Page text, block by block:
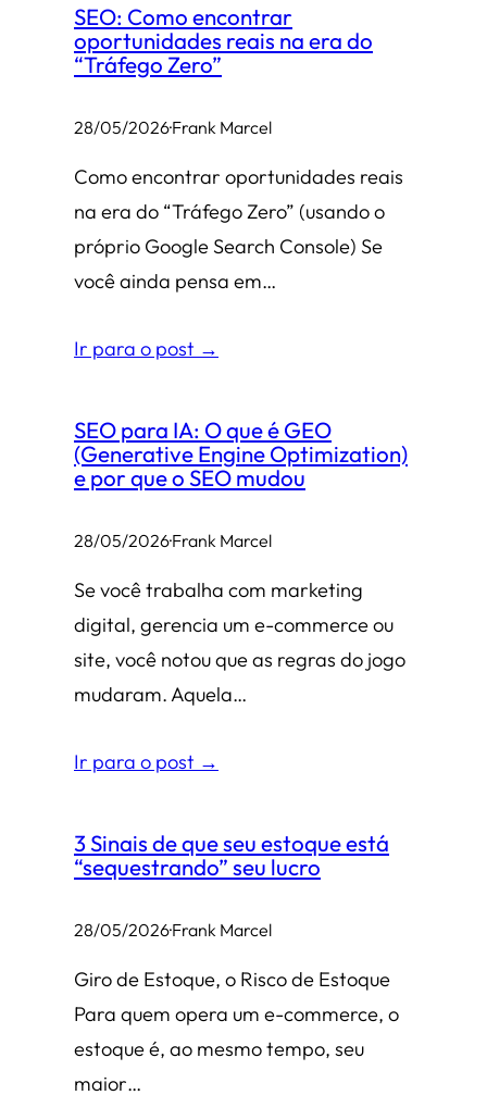
SEO: Como encontrar
oportunidades reais na era do
“Tráfego Zero”
28/05/2026·Frank Marcel
Como encontrar oportunidades reais
na era do “Tráfego Zero” (usando o
próprio Google Search Console) Se
você ainda pensa em…
Ir para o post →
SEO para IA: O que é GEO
(Generative Engine Optimization)
e por que o SEO mudou
28/05/2026·Frank Marcel
Se você trabalha com marketing
digital, gerencia um e-commerce ou
site, você notou que as regras do jogo
mudaram. Aquela…
Ir para o post →
3 Sinais de que seu estoque está
“sequestrando” seu lucro
28/05/2026·Frank Marcel
Giro de Estoque, o Risco de Estoque
Para quem opera um e-commerce, o
estoque é, ao mesmo tempo, seu
maior…